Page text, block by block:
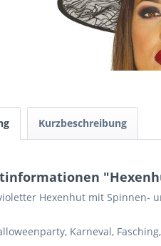
Kurzbeschreibung
Hexenhut mit Spinnen-
Karneval,